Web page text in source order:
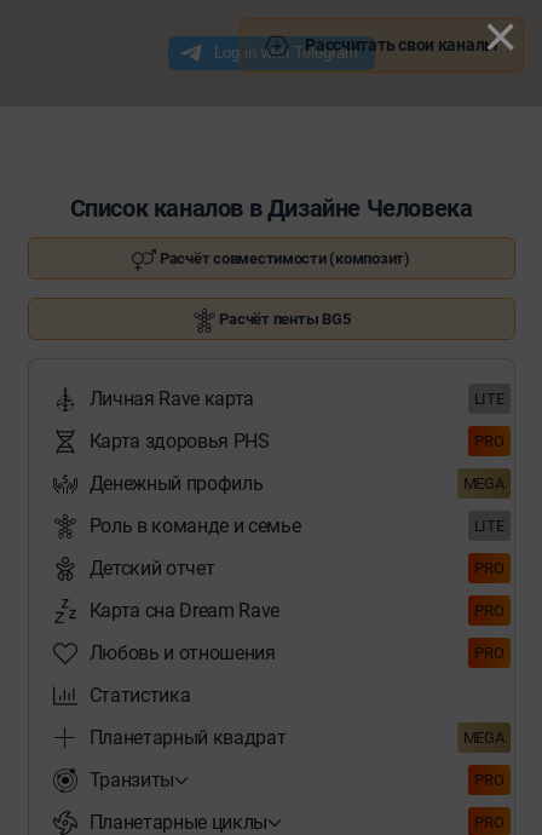
Список каналов в Дизайне Человека
Расчёт совместимости (композит)
Расчёт пенты BG5
Личная Rave карта LITE
Карта здоровья PHS PRO
Денежный профиль MEGA
Роль в команде и семье LITE
Детский отчет PRO
Карта сна Dream Rave PRO
Любовь и отношения PRO
Статистика
Планетарный квадрат
MEGA
Транзиты PRO
Планетарные циклы PRO
Рассчитать свои каналы×